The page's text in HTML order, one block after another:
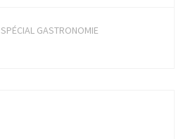
SPÉCIAL GASTRONOMIE